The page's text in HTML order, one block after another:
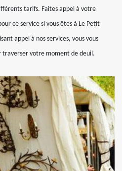
tarifs. Faites appel à votre
ce service si vous êtes à Le Petit
appel à nos services, vous vous
traverser votre moment de deuil.